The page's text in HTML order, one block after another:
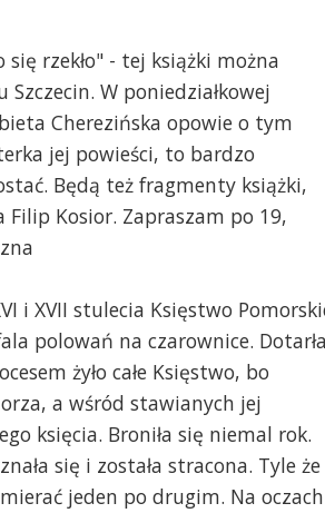
się rzekło" - tej książki można
Szczecin. W poniedziałkowej
Cherezińska opowie o tym
jej powieści, to bardzo
Będą też fragmenty książki,
Filip Kosior. Zapraszam po 19,
i XVII stulecia Księstwo
polowań na czarownice. Dotarła
żyło całe Księstwo, bo
a wśród stawianych jej
księcia. Broniła się niemal rok.
się i została stracona. Tyle że
jeden po drugim. Na oczach